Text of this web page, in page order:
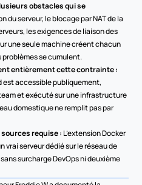
obstacles qui se
du serveur, le blocage par NAT de la
les exigences de liaison des
une seule machine créent chacun
problèmes se cumulent.
entièrement cette contrainte :
est accessible publiquement,
et exécuté sur une infrastructure
domestique ne remplit pas par
requise : L’extension Docker
vrai serveur dédié sur le réseau de
surcharge DevOps ni deuxième